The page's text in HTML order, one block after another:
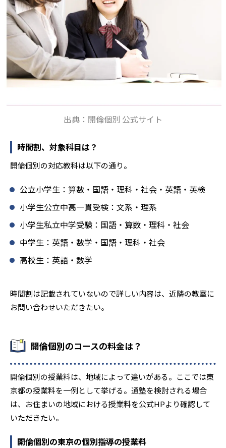
高校の合格実績
宇都宮高校 - 宇都宮女子高校
石橋高校 - 栃木高校 -
太田女子高校 - 桐生高校 -
桐生女子高校 -
竹園高校 - 古河三高
下館一高 - 下妻一高 -
牛久栄進高校 - 小松川高校 -
城東高校 - 白鴎高校 -
小山高専 - 東京高専 -
宇都宮短大附属高校（特待生） -
國學院大学栃木高校（特待生） -
佐野日大高校（奨学生） -
白鴎大足利（S特待）
常盤高校（特待生） -
出典：開倫個別 公式サイト
時間割、対象科目は？
開倫個別の対応教科は以下の通り。
公立小学生：算数・国語・理科・社会・英語・英検
小学生公立中高一貫受検：文系・理系
小学生私立中学受験：国語・算数・理科・社会
中学生：英語・数学・国語・理科・社会
高校生：英語・数学
時間割は記載されていないので詳しい内容は、近隣の教室に
お問い合わせいただきたい。
開倫個別のコースの料金は？
開倫個別の授業料は、地域によって違いがある。ここでは東
京都の授業料を一例として挙げる。通塾を検討される場合
は、お住まいの地域における授業料を公式HPより確認して
いただきたい。
開倫個別の東京の個別指導の授業料